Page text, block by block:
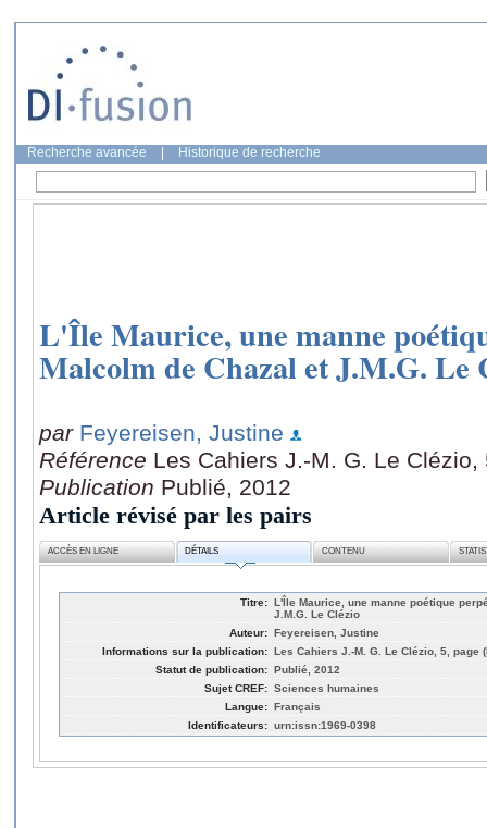
Recherche avancée Historique de recherche
L'Île Maurice, une manne
Malcolm de Chazal et J.M.G. Le
par Feyereisen, Justine
Référence Les Cahiers J.-M. G. Le Clézio,
Publication Publié, 2012
Article révisé par les pairs
ACCÈS EN LIGNE DÉTAILS CONTENU
Titre: L'Île Maurice, une manne poétique
J.M.G. Le Clézio
Auteur: Feyereisen, Justine
Informations sur la publication: Les Cahiers J.-M. G. Le Clézio, 5, page
Statut de publication: Publié, 2012
Sujet CREF: Sciences humaines
Langue: Français
Identificateurs: urn:issn:1969-0398